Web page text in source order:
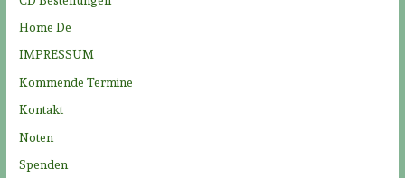
h
:
Home De
IMPRESSUM
Kommende Termine
Kontakt
Noten
Spenden